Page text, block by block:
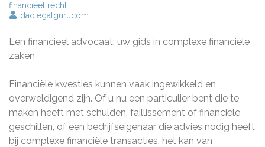
financieel recht
daclegalgurucom
Een financieel advocaat: uw gids in complexe financiële
zaken
Financiële kwesties kunnen vaak ingewikkeld en
overweldigend zijn. Of u nu een particulier bent die te
maken heeft met schulden, faillissement of financiële
geschillen, of een bedrijfseigenaar die advies nodig heeft
bij complexe financiële transacties, het kan van